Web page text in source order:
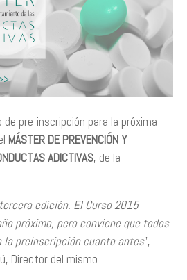
pre-inscripción para la próxima
MÁSTER DE PREVENCIÓN Y
ADICTIVAS, de la
edición. El Curso 2015
próximo, pero conviene que todos
preinscripción cuanto antes”,
Director del mismo.